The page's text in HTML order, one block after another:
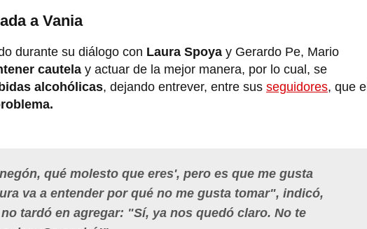
a Vania
durante su diálogo con Laura Spoya y Gerardo Pe, Mario
cautela y actuar de la mejor manera, por lo cual, se
alcohólicas, dejando entrever, entre sus seguidores, que el
qué molesto que eres', pero es que me gusta
va a entender por qué no me gusta tomar", indicó,
tardó en agregar: "Sí, ya nos quedó claro. No te